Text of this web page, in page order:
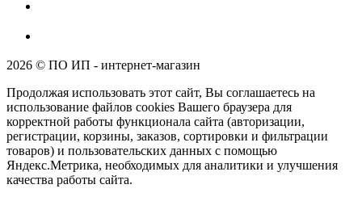
2026 © ПО ИП - интернет-магазин
Продолжая использовать этот сайт, Вы соглашаетесь на
использование файлов cookies Вашего браузера для
корректной работы функционала сайта (авторизации,
регистрации, корзины, заказов, сортировки и фильтрации
товаров) и пользовательских данных с помощью
Яндекс.Метрика, необходимых для аналитики и улучшения
качества работы сайта.